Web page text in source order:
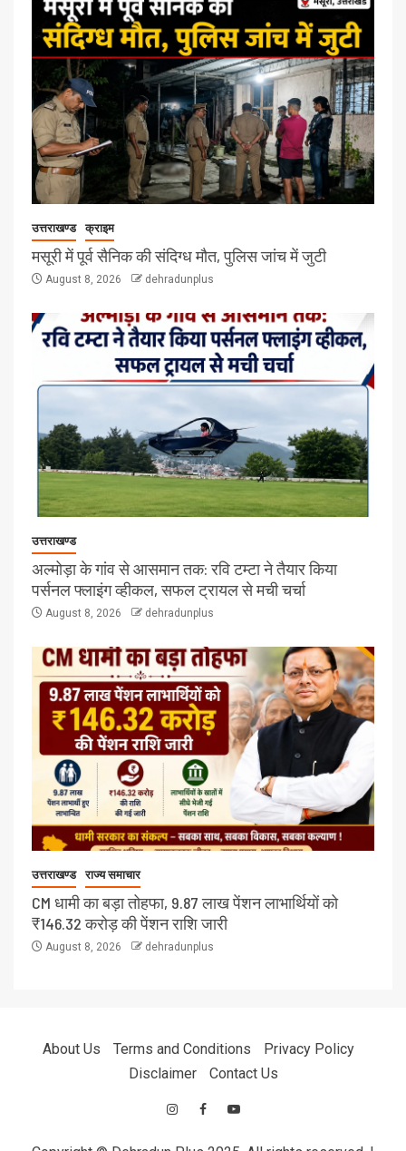
उत्तराखण्ड क्राइम
मसूरी में पूर्व सैनिक की संदिग्ध मौत, पुलिस जांच में जुटी
August 8, 2026 dehradunplus
उत्तराखण्ड
अल्मोड़ा के गांव से आसमान तक: रवि टम्टा ने तैयार किया
पर्सनल फ्लाइंग व्हीकल, सफल ट्रायल से मची चर्चा
August 8, 2026 dehradunplus
उत्तराखण्ड राज्य समाचार
CM धामी का बड़ा तोहफा, 9.87 लाख पेंशन लाभार्थियों को
₹146.32 करोड़ की पेंशन राशि जारी
August 8, 2026 dehradunplus
About Us Terms and Conditions
Privacy Policy
Disclaimer
Contact Us